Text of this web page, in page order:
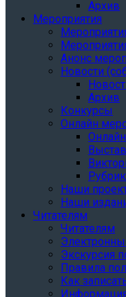
Архив
Мероприятия
Анонс
Новости
Архив
Конкурсы
Онлайн
Наши
Наши
Читателям
Читателям
Экскурсия
Правила
Как